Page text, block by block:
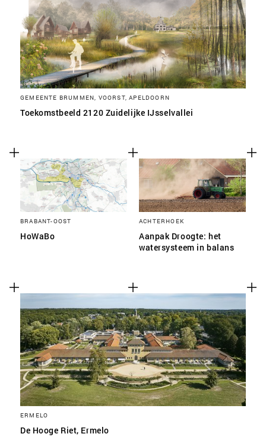
GEMEENTE BRUMMEN, VOORST, APELDOORN
Toekomstbeeld 2120 Zuidelijke IJsselvallei
BRABANT-OOST
HoWaBo
ACHTERHOEK
Aanpak Droogte: het
watersysteem in balans
ERMELO
De Hooge Riet, Ermelo